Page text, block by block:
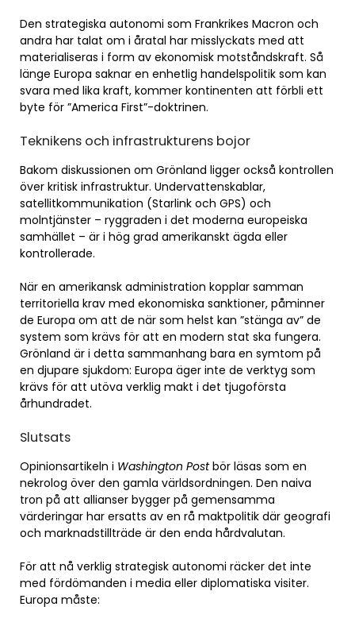
Den strategiska autonomi som Frankrikes Macron och
andra har talat om i åratal har misslyckats med att
materialiseras i form av ekonomisk motståndskraft. Så
länge Europa saknar en enhetlig handelspolitik som kan
svara med lika kraft, kommer kontinenten att förbli ett
byte för ”America First”-doktrinen.
Teknikens och infrastrukturens bojor
Bakom diskussionen om Grönland ligger också kontrollen
över kritisk infrastruktur. Undervattenskablar,
satellitkommunikation (Starlink och GPS) och
molntjänster – ryggraden i det moderna europeiska
samhället – är i hög grad amerikanskt ägda eller
kontrollerade.
När en amerikansk administration kopplar samman
territoriella krav med ekonomiska sanktioner, påminner
de Europa om att de när som helst kan ”stänga av” de
system som krävs för att en modern stat ska fungera.
Grönland är i detta sammanhang bara en symtom på
en djupare sjukdom: Europa äger inte de verktyg som
krävs för att utöva verklig makt i det tjugoförsta
århundradet.
Slutsats
Opinionsartikeln i Washington Postbör läsas som en
nekrolog över den gamla världsordningen. Den naiva
tron på att allianser bygger på gemensamma
värderingar har ersatts av en rå maktpolitik där geografi
och marknadstillträde är den enda hårdvalutan.
För att nå verklig strategisk autonomi räcker det inte
med fördömanden i media eller diplomatiska visiter.
Europa måste: